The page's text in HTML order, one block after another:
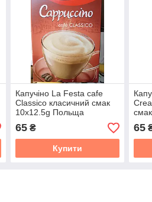
Капучіно La Festa cafe
Classico класичний смак
10х12.5g Польща
65₴
Купити
65